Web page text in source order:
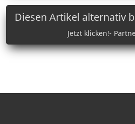
Diesen Artikel alternativ
Jetzt klicken!-